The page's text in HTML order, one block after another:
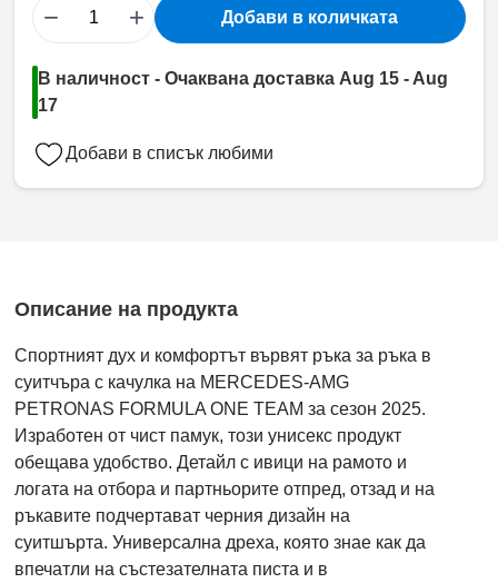
− + Добави в количката
В наличност - Очаквана доставка Aug 15 - Aug
17
Добави в списък любими
Описание на продукта
Спортният дух и комфортът вървят ръка за ръка в
суитчъра с качулка на MERCEDES-AMG
PETRONAS FORMULA ONE TEAM за сезон 2025.
Изработен от чист памук, този унисекс продукт
обещава удобство. Детайл с ивици на рамото и
логата на отбора и партньорите отпред, отзад и на
ръкавите подчертават черния дизайн на
суитшърта. Универсална дреха, която знае как да
впечатли на състезателната писта и в